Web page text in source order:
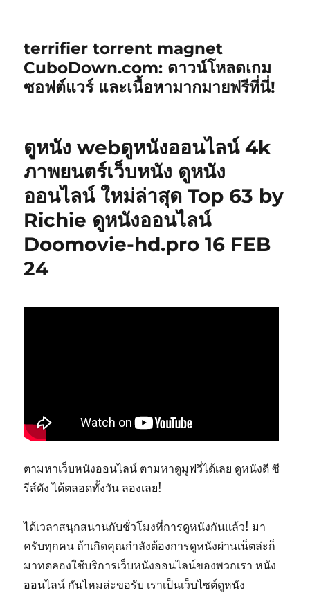
terrifier torrent magnet
CuboDown.com: ดาวน์โหลดเกม
ซอฟต์แวร์ และเนื้อหามากมายฟรีที่นี่!
ดูหนัง webดูหนังออนไลน์ 4k
ภาพยนตร์เว็บหนัง ดูหนัง
ออนไลน์ ใหม่ล่าสุด Top 63 by
Richie ดูหนังออนไลน์
Doomovie-hd.pro 16 FEB
24
ตามหาเว็บหนังออนไลน์ ตามหาดูมูฟวี่ได้เลย ดูหนังดี ซี
รีส์ดัง ได้ตลอดทั้งวัน ลองเลย!
ได้เวลาสนุกสนานกับชั่วโมงที่การดูหนังกันแล้ว! มา
ครับทุกคน ถ้าเกิดคุณกำลังต้องการดูหนังผ่านเน็ตล่ะก็
มาทดลองใช้บริการเว็บหนังออนไลน์ของพวกเรา หนัง
ออนไลน์ กันไหมล่ะขอรับ เราเป็นเว็บไซต์ดูหนัง